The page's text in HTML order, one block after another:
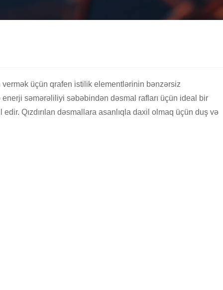
vermək üçün qrafen istilik elementlərinin bənzərsiz
səmərəliliyi səbəbindən dəsmal rafları üçün ideal bir
Qızdırılan dəsmallara asanlıqla daxil olmaq üçün duş və